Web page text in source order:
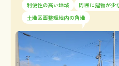
利便性の高い地域
周囲に建物が少
土地区画整理地内の角地